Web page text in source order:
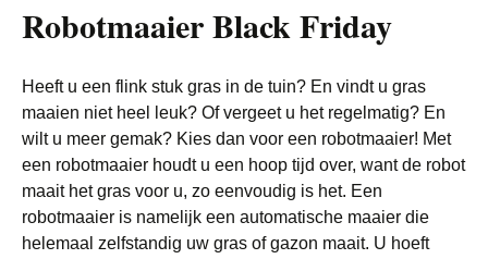
Robotmaaier Black Friday
Heeft u een flink stuk gras in de tuin? En vindt u gras
maaien niet heel leuk? Of vergeet u het regelmatig? En
wilt u meer gemak? Kies dan voor een robotmaaier! Met
een robotmaaier houdt u een hoop tijd over, want de robot
maait het gras voor u, zo eenvoudig is het. Een
robotmaaier is namelijk een automatische maaier die
helemaal zelfstandig uw gras of gazon maait. U hoeft